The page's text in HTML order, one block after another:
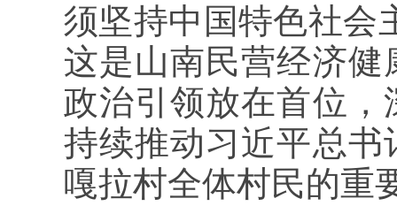
须坚持中国特色社会
这是山南民营经济
政治引领放在首位
持续推动习近平总
嘎拉村全体村民的重